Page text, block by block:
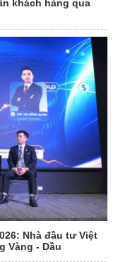
khách hàng qua
Nhà đầu tư Việt
Vàng - Dầu